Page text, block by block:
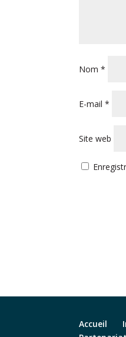
Nom*
E-mail*
Site web
Accueil